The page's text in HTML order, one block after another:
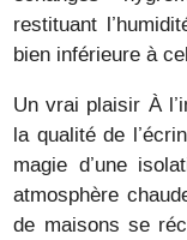
restituant
bien inférieure à
Un vrai plaisir À
la qualité de
magie d’une
atmosphère
de maisons se